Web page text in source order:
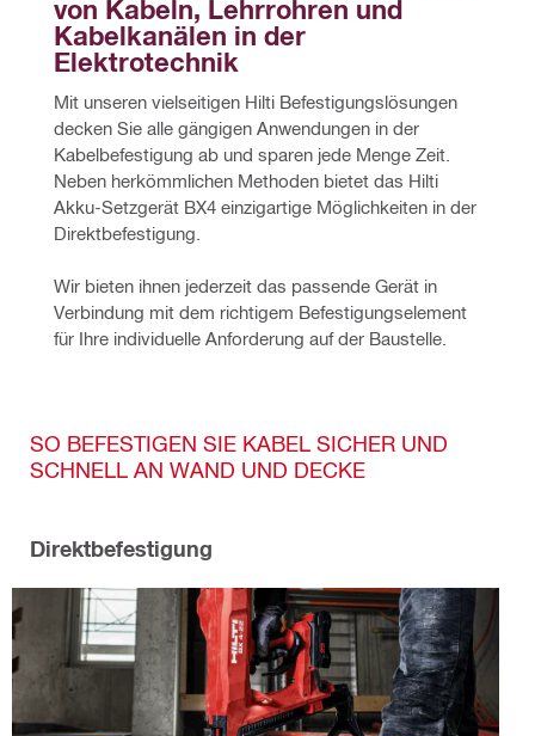
von Kabeln, Lehrrohren und
Kabelkanälen in der
Elektrotechnik
Mit unseren vielseitigen Hilti Befestigungslösungen
decken Sie alle gängigen Anwendungen in der
Kabelbefestigung ab und sparen jede Menge Zeit.
Neben herkömmlichen Methoden bietet das Hilti
Akku-Setzgerät BX4 einzigartige Möglichkeiten in der
Direktbefestigung.
Wir bieten ihnen jederzeit das passende Gerät in
Verbindung mit dem richtigem Befestigungselement
für Ihre individuelle Anforderung auf der Baustelle.
SO BEFESTIGEN SIE KABEL SICHER UND
SCHNELL AN WAND UND DECKE
Direktbefestigung